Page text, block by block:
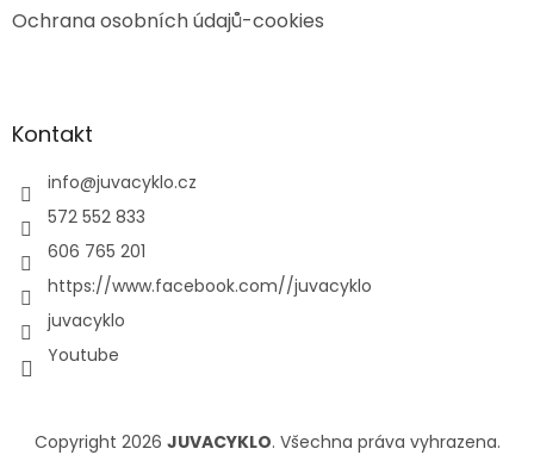
Ochrana osobních údajů-cookies
Kontakt
info@juvacyklo.cz
572 552 833
606 765 201
https://www.facebook.com//juvacyklo
juvacyklo
Youtube
Copyright 2026 JUVACYKLO. Všechna práva vyhrazena.